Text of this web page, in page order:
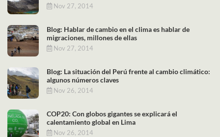
Nov 27, 2014
Blog: Hablar de cambio en el clima es hablar de
migraciones, millones de ellas
Nov 27, 2014
Blog: La situación del Perú frente al cambio climático:
algunos números claves
Nov 26, 2014
COP20: Con globos gigantes se explicará el
calentamiento global en Lima
Nov 26, 2014